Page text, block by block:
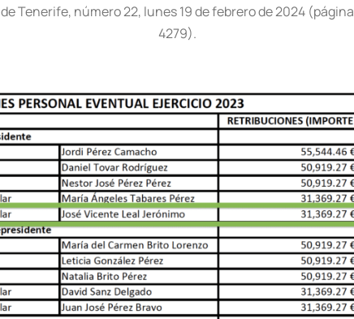
de Tenerife, número 22, lunes 19 de febrero de 2024 (página
4279).